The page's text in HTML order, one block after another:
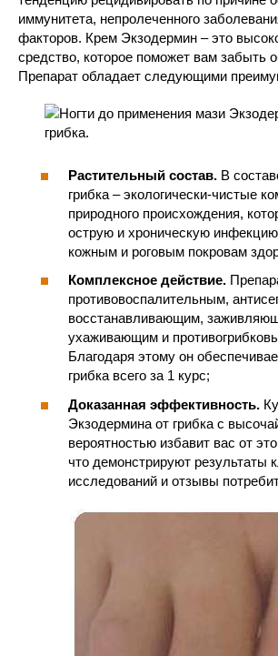
иммунитета, непролеченного
факторов. Крем Экзодермин – это
средство, которое поможет вам забыть
Препарат обладает следующими
Растительный состав. В
грибка – экологически-чистые
природного происхождения,
острую и хроническую
кожным и роговым покровам
Комплексное действие.
противовоспалительным,
восстанавливающим,
ухаживающим и
Благодаря этому он
грибка всего за 1 курс;
Доказанная эффективность.
Экзодермина от грибка с
вероятностью избавит вас от
что демонстрируют результаты
исследований и отзывы